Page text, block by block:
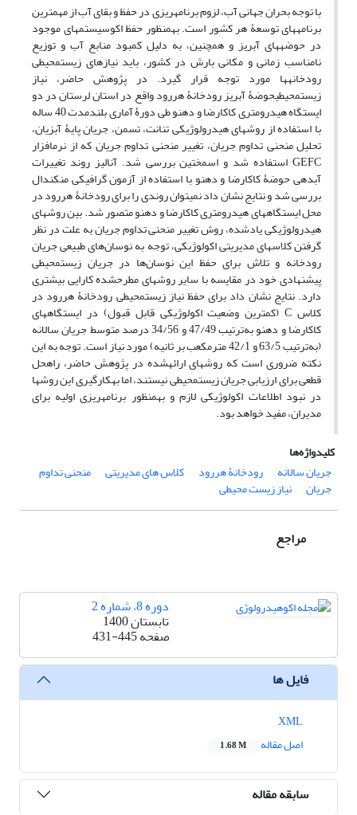
با توجه بحران جهانی آب، لزوم برنامه‏ریزی در حفظ و بقای آب از مهم‏ترین
برنامه‏های توسعۀ هر کشور است. به‏منظور حفظ اکوسیستم‏های موجود
در حوضه‏های آبریز و همچنین، به دلیل کمبود منابع آب و توزیع
نامناسب زمانی و مکانی بارش در کشور، باید نیازهای زیست‏محیطی
رودخانه‏ها مورد توجه قرار گیرد. در پژوهش حاضر، نیاز
زیست‏محیطیحوضۀ آبریز رودخانۀ هررود واقع در استان لرستان در دو
ایستگاه هیدرومتری کاکارضا و دهنو طی دورۀ آماری بلندمدت 40 ساله
با استفاده از روش‏های هیدرولوژیکی تنانت، تسمن، جریان پایۀ آبزیان،
تحلیل منحنی تداوم جریان، تغییر منحنی تداوم جریان که از نرم‏افزار
GEFC استفاده شد و اسمختین بررسی شد. آنالیز روند تغییرات
آبدهی حوضۀ کاکارضا و دهنو با استفاده از آزمون گرافیکی من‏کندال
بررسی شد و نتایج نشان داد نمی‏توان روندی را برای رودخانۀ هررود در
محل ایستگاه‏های هیدرومتری کاکارضا و دهنو متصور شد. ‌بین روش‏های
هیدرولوژیکی یادشده، روش تغییر منحنی تداوم جریان به علت در نظر
گرفتن کلاس‏های مدیریتی اکولوژیکی، توجه به نوسان‌های طبیعی جریان
رودخانه و تلاش برای حفظ این نوسان‌ها در جریان زیست‏محیطی
پیشنهادی خود در مقایسه با سایر روش‏های مطرح‏شده کارایی بیشتری
دارد. نتایج نشان داد برای حفظ نیاز زیست‏محیطی رودخانۀ هررود در
کلاس C (کمترین وضعیت اکولوژیکی قابل‏ قبول) در ایستگاه‏های
کاکارضا و دهنو به‌‌ترتیب 47/49 و 34/56 درصد متوسط جریان سالانه
(به‌ترتیب 63/5 و 42/1 مترمکعب بر ثانیه) مورد نیاز است. توجه به این
نکته ضروری است که روش‏های ارائه‏شده در پژوهش حاضر، راه‏حل
قطعی برای ارزیابی جریان زیست‏محیطی نیستند، اما به‏کارگیری این روش‏ها
در نبود اطلاعات اکولوژیکی لازم و به‏منظور برنامه‏ریزی اولیه برای
مدیران، مفید خواهد بود.
کلیدواژه‌ها
جریان سالانه
رودخانۀ هررود کلاس‏ های مدیریتی منحنی تداوم
جریان نیاز زیست‏ محیطی
مراجع
دوره 8، شماره 2
تابستان 1400
صفحه431-445
فایل ها
اصل مقاله
1.68 M
سابقه مقاله